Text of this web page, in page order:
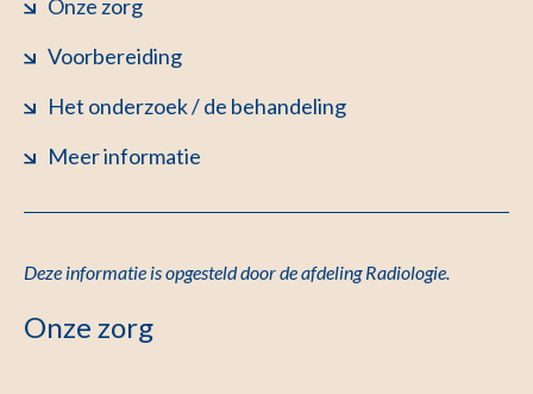
Onze zorg
Voorbereiding
Het onderzoek / de behandeling
Meer informatie
Deze informatie is opgesteld door de afdeling Radiologie.
Onze zorg